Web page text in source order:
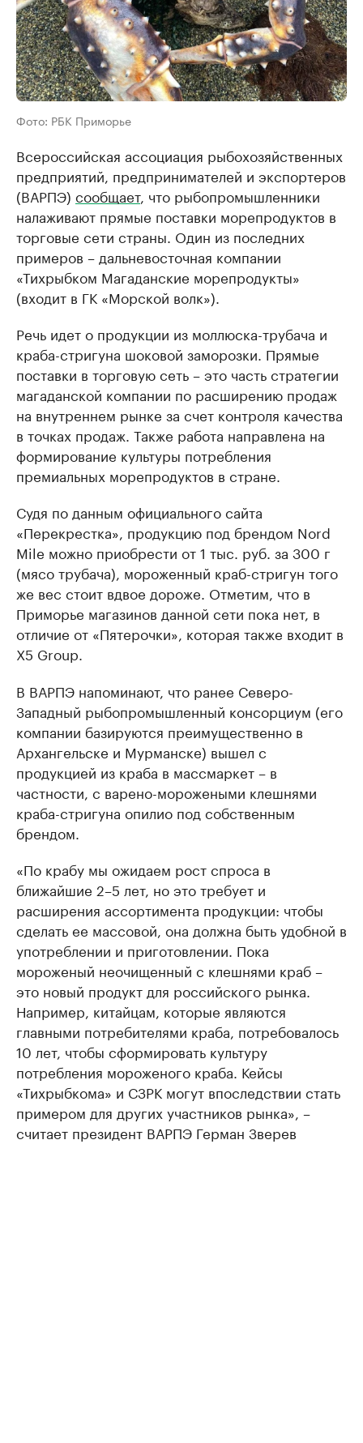
Фото: РБК Приморье
Всероссийская ассоциация рыбохозяйственных
предприятий, предпринимателей и экспортеров
(ВАРПЭ) сообщает, что рыбопромышленники
налаживают прямые поставки морепродуктов в
торговые сети страны. Один из последних
примеров – дальневосточная компании
«Тихрыбком Магаданские морепродукты»
(входит в ГК «Морской волк»).
Речь идет о продукции из моллюска-трубача и
краба-стригуна шоковой заморозки. Прямые
поставки в торговую сеть – это часть стратегии
магаданской компании по расширению продаж
на внутреннем рынке за счет контроля качества
в точках продаж. Также работа направлена на
формирование культуры потребления
премиальных морепродуктов в стране.
Судя по данным официального сайта
«Перекрестка», продукцию под брендом Nord
Mile можно приобрести от 1 тыс. руб. за 300 г
(мясо трубача), мороженный краб-стригун того
же вес стоит вдвое дороже. Отметим, что в
Приморье магазинов данной сети пока нет, в
отличие от «Пятерочки», которая также входит в
X5 Group.
В ВАРПЭ напоминают, что ранее Северо-
Западный рыбопромышленный консорциум (его
компании базируются преимущественно в
Архангельске и Мурманске) вышел с
продукцией из краба в массмаркет – в
частности, с варено-морожеными клешнями
краба-стригуна опилио под собственным
брендом.
«По крабу мы ожидаем рост спроса в
ближайшие 2–5 лет, но это требует и
расширения ассортимента продукции: чтобы
сделать ее массовой, она должна быть удобной в
употреблении и приготовлении. Пока
мороженый неочищенный с клешнями краб –
это новый продукт для российского рынка.
Например, китайцам, которые являются
главными потребителями краба, потребовалось
10 лет, чтобы сформировать культуру
потребления мороженого краба. Кейсы
«Тихрыбкома» и СЗРК могут впоследствии стать
примером для других участников рынка», –
считает президент ВАРПЭ Герман Зверев